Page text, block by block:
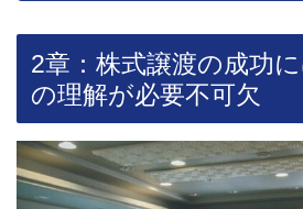
2章：株式譲渡の成功
の理解が必要不可欠